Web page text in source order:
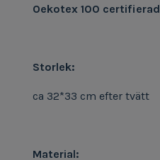
Oekotex 100 certifierad
Storlek:
ca 32*33 cm efter tvätt
Material: